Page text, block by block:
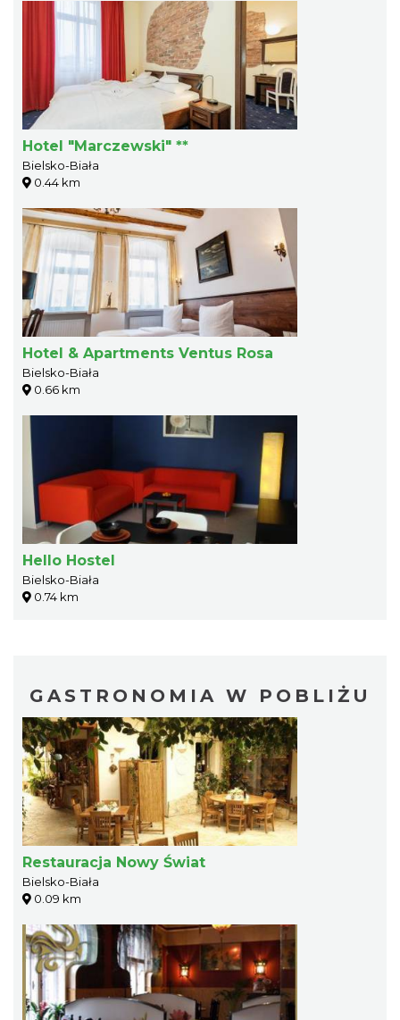
Hotel "Marczewski" **
Bielsko-Biała
0.44 km
Hotel & Apartments Ventus Rosa
Bielsko-Biała
0.66 km
Hello Hostel
Bielsko-Biała
0.74 km
GASTRONOMIA W POBLIŻU
Restauracja Nowy Świat
Bielsko-Biała
0.09 km